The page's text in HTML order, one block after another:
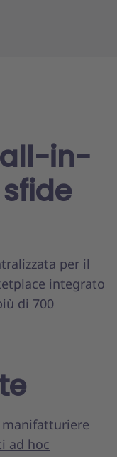
in-
per il
integrato
di 700
ad hoc